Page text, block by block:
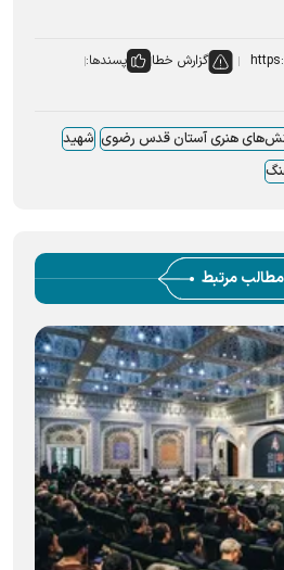
گزارش خطا
پسندها:
هنری آستان قدس رضوی شهید
مطالب مرتبط